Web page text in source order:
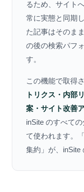
るため、サイト
常に実態と同期
た記事はそのまま
の後の検索パフ
す。
この機能で取得
トリクス・内部
案・サイト改善
inSite のすべて
て使われます。
集約」が、inSite